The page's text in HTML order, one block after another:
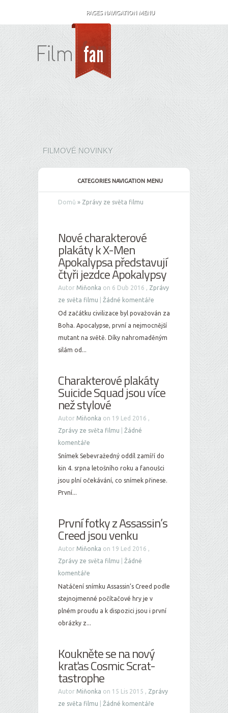
PAGES NAVIGATION MENU
FILMOVÉ NOVINKY
CATEGORIES NAVIGATION MENU
Domů » Zprávy ze světa filmu
Nové charakterové
plakáty k X-Men
Apokalypsa představují
čtyři jezdce Apokalypsy
Autor Miňonka on 6 Dub 2016 , Zprávy
ze světa filmu
Žádné komentáře
Od začátku civilizace byl považován za
Boha. Apocalypse, první a nejmocnější
mutant na světě. Díky nahromaděným
silám od...
Charakterové plakáty
Suicide Squad jsou více
než stylové
Autor Miňonka on 19 Led 2016 ,
Zprávy ze světa filmu
Žádné
komentáře
Snímek Sebevražedný oddíl zamíří do
kin 4. srpna letošního roku a fanoušci
jsou plní očekávání, co snímek přinese.
První...
První fotky z Assassin’s
Creed jsou venku
Autor Miňonka on 19 Led 2016 ,
Zprávy ze světa filmu
Žádné
komentáře
Natáčení snímku Assassin’s Creed podle
stejnojmenné počítačové hry je v
plném proudu a k dispozici jsou i první
obrázky z...
Koukněte se na nový
kraťas Cosmic Scrat-
tastrophe
Autor Miňonka on 15 Lis 2015 , Zprávy
ze světa filmu
Žádné komentáře